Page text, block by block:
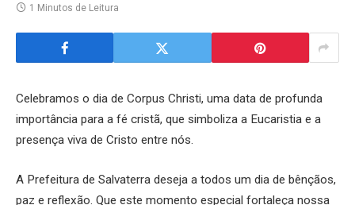
1 Minutos de Leitura
Celebramos o dia de Corpus Christi, uma data de profunda
importância para a fé cristã, que simboliza a Eucaristia e a
presença viva de Cristo entre nós.
A Prefeitura de Salvaterra deseja a todos um dia de bênçãos,
paz e reflexão. Que este momento especial fortaleça nossa